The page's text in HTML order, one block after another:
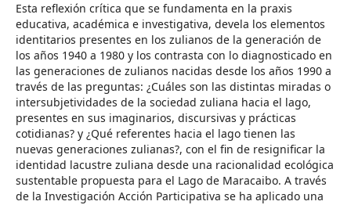
Esta reflexión crítica que se fundamenta en la praxis
educativa, académica e investigativa, devela los elementos
identitarios presentes en los zulianos de la generación de
los años 1940 a 1980 y los contrasta con lo diagnosticado en
las generaciones de zulianos nacidas desde los años 1990 a
través de las preguntas: ¿Cuáles son las distintas miradas o
intersubjetividades de la sociedad zuliana hacia el lago,
presentes en sus imaginarios, discursivas y prácticas
cotidianas? y ¿Qué referentes hacia el lago tienen las
nuevas generaciones zulianas?, con el fin de resignificar la
identidad lacustre zuliana desde una racionalidad ecológica
sustentable propuesta para el Lago de Maracaibo. A través
de la Investigación Acción Participativa se ha aplicado una